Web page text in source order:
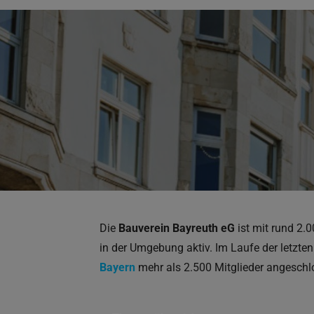
Die Bauverein Bayreuth eG ist mit rund
in der Umgebung aktiv. Im Laufe der
Bayern mehr als 2.500 Mitglieder